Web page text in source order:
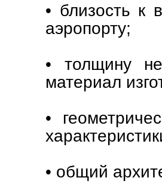
• близость к
аэропорту;
• толщину
материал
•
• общий